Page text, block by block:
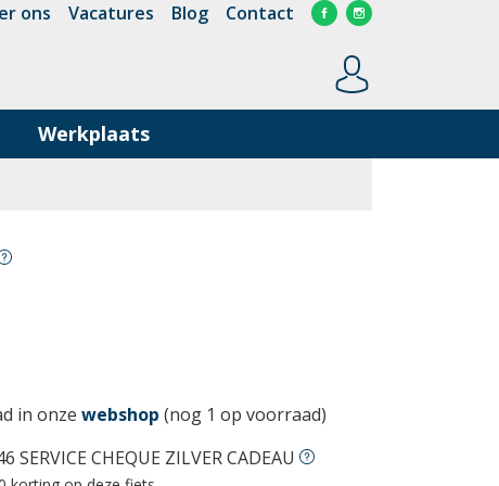
ons Vacatures Blog Contact
Werkplaats
in onze webshop (nog 1 op voorraad)
SERVICE CHEQUE ZILVER CADEAU